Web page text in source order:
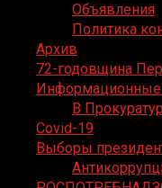
Объявления
Политика
Архив
72-годовщина
В
Covid-19
Выборы